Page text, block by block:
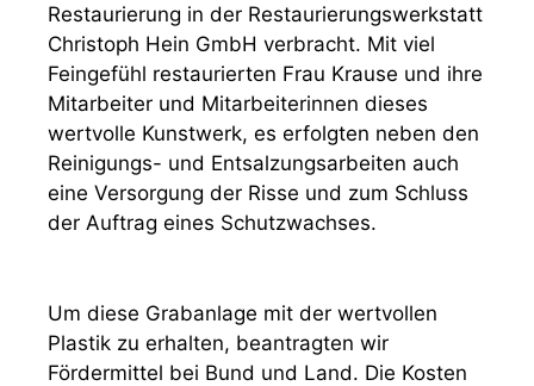
Restaurierung in der Restaurierungswerkstatt
Christoph Hein GmbH verbracht. Mit viel
Feingefühl restaurierten Frau Krause und ihre
Mitarbeiter und Mitarbeiterinnen dieses
wertvolle Kunstwerk, es erfolgten neben den
Reinigungs- und Entsalzungsarbeiten auch
eine Versorgung der Risse und zum Schluss
der Auftrag eines Schutzwachses.
Um diese Grabanlage mit der wertvollen
Plastik zu erhalten, beantragten wir
Fördermittel bei Bund und Land. Die Kosten